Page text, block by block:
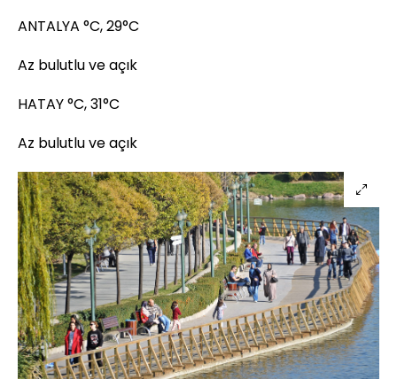
ANTALYA °C, 29°C
Az bulutlu ve açık
HATAY °C, 31°C
Az bulutlu ve açık